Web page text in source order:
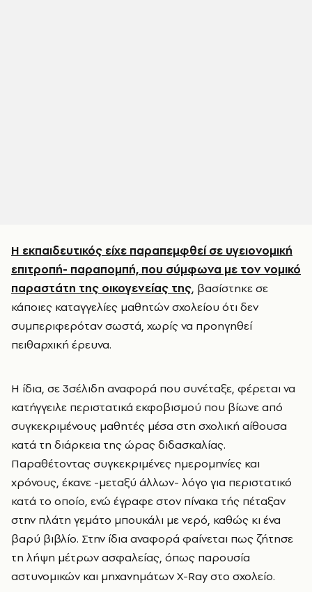
Η εκπαιδευτικός είχε παραπεμφθεί σε υγειονομική
επιτροπή- παραπομπή, που σύμφωνα με τον νομικό
παραστάτη της οικογενείας της, βασίστηκε σε
κάποιες καταγγελίες μαθητών σχολείου ότι δεν
συμπεριφερόταν σωστά, χωρίς να προηγηθεί
πειθαρχική έρευνα.
Η ίδια, σε 3σέλιδη αναφορά που συνέταξε, φέρεται να
κατήγγειλε περιστατικά εκφοβισμού που βίωνε από
συγκεκριμένους μαθητές μέσα στη σχολική αίθουσα
κατά τη διάρκεια της ώρας διδασκαλίας.
Παραθέτοντας συγκεκριμένες ημερομηνίες και
χρόνους, έκανε -μεταξύ άλλων- λόγο για περιστατικό
κατά το οποίο, ενώ έγραφε στον πίνακα τής πέταξαν
στην πλάτη γεμάτο μπουκάλι με νερό, καθώς κι ένα
βαρύ βιβλίο. Στην ίδια αναφορά φαίνεται πως ζήτησε
τη λήψη μέτρων ασφαλείας, όπως παρουσία
αστυνομικών και μηχανημάτων X-Ray στο σχολείο.